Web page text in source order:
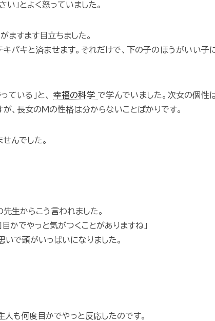
い」とよく怒っていました。
ますます目立ちました。
パキと済ませます。それだけで、下の子のほうがいい子
ている」と、 幸福の科学 で学んでいました。次女の個性
、長女のMの性格は分からないことばかりです。
んでした。
生からこう言われました。
かでやっと気がつくことがありますね」
いで頭がいっぱいになりました。
人も何度目かでやっと反応したのです。